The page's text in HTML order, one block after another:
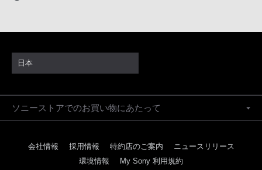
日本
ソニーストアでのお買い物にあたって
会社情報 採用情報 特約店のご案内
ニュースリリース
環境情報
My Sony 利用規約